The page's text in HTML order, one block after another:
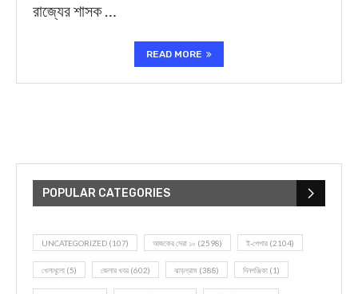
রাজ্যের শাসক …
READ MORE
POPULAR CATEGORIES
UNCATEGORIZED (107) আজকের সেরা ১০ (2598) ই-পেপার (2104)
খেলাধূলো (5) জেলার খবর (602) ঝাড়গ্রাম (388) দিনপঞ্জিকা (1)